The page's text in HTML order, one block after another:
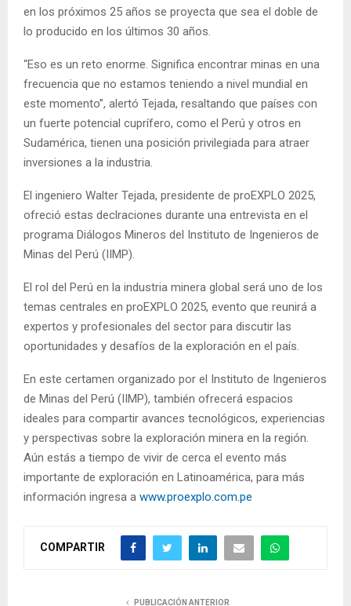
en los próximos 25 años se proyecta que sea el doble de
lo producido en los últimos 30 años.
“Eso es un reto enorme. Significa encontrar minas en una
frecuencia que no estamos teniendo a nivel mundial en
este momento”, alertó Tejada, resaltando que países con
un fuerte potencial cuprífero, como el Perú y otros en
Sudamérica, tienen una posición privilegiada para atraer
inversiones a la industria.
El ingeniero Walter Tejada, presidente de proEXPLO 2025,
ofreció estas declraciones durante una entrevista en el
programa Diálogos Mineros del Instituto de Ingenieros de
Minas del Perú (IIMP).
El rol del Perú en la industria minera global será uno de los
temas centrales en proEXPLO 2025, evento que reunirá a
expertos y profesionales del sector para discutir las
oportunidades y desafíos de la exploración en el país.
En este certamen organizado por el Instituto de Ingenieros
de Minas del Perú (IIMP), también ofrecerá espacios
ideales para compartir avances tecnológicos, experiencias
y perspectivas sobre la exploración minera en la región.
Aún estás a tiempo de vivir de cerca el evento más
importante de exploración en Latinoamérica, para más
información ingresa a www.proexplo.com.pe
COMPARTIR
PUBLICACIÓN ANTERIOR